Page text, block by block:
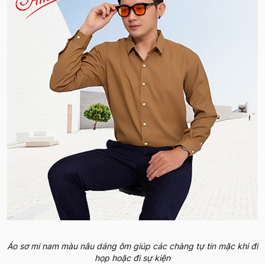
Áo sơ mi nam màu nâu dáng ôm giúp các chàng tự tin mặc khi đi
họp hoặc đi sự kiện